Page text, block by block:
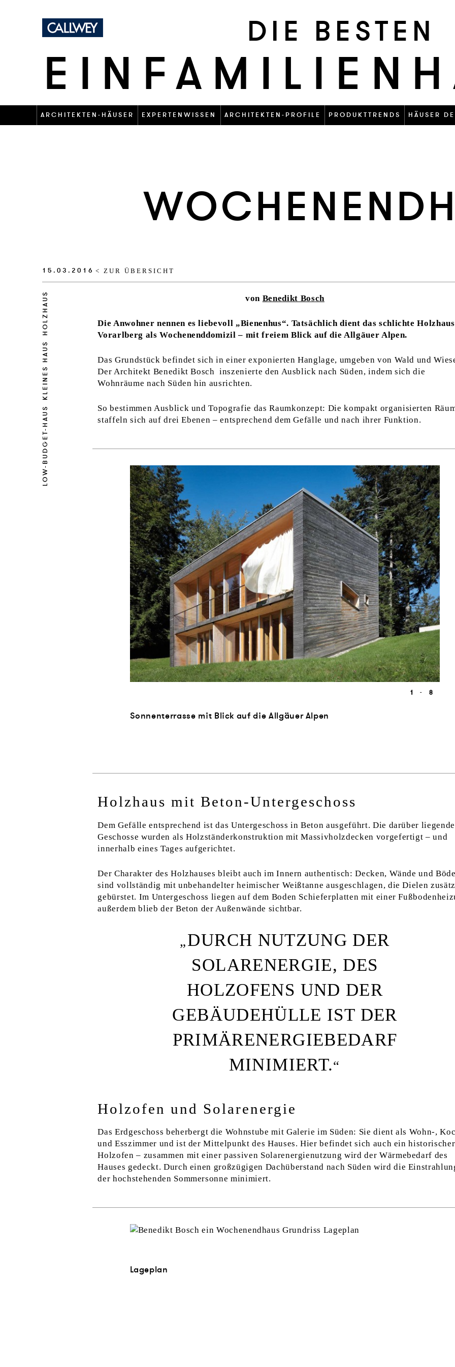
DIE BESTEN
ARCHITEKTEN-HÄUSER EXPERTENWISSEN ARCHITEKTEN-PROFILE PRODUKTTRENDS HÄUSER
15.03.2016 < ZUR ÜBERSICHT
HOLZHAUS
KLEINES HAUS
LOW-BUDGET-HAUS
von Benedikt Bosch
Die Anwohner nennen es liebevoll „Bienenhus“. Tatsächlich dient das schlichte
Vorarlberg als Wochenenddomizil – mit freiem Blick auf die Allgäuer Alpen.
Das Grundstück befindet sich in einer exponierten Hanglage, umgeben von Wald und
Der Architekt Benedikt Bosch inszenierte den Ausblick nach Süden, indem sich die
Wohnräume nach Süden hin ausrichten.
So bestimmen Ausblick und Topografie das Raumkonzept: Die kompakt organisierten
staffeln sich auf drei Ebenen – entsprechend dem Gefälle und nach ihrer Funktion.
Sonnenterrasse mit Blick auf die Allgäuer Alpen
1 - 8
Holzhaus mit Beton-Untergeschoss
Dem Gefälle entsprechend ist das Untergeschoss in Beton ausgeführt. Die darüber
Geschosse wurden als Holzständerkonstruktion mit Massivholzdecken vorgefertigt – und
innerhalb eines Tages aufgerichtet.
Der Charakter des Holzhauses bleibt auch im Innern authentisch: Decken, Wände und
sind vollständig mit unbehandelter heimischer Weißtanne ausgeschlagen, die Dielen
gebürstet. Im Untergeschoss liegen auf dem Boden Schieferplatten mit einer
außerdem blieb der Beton der Außenwände sichtbar.
DURCH NUTZUNG DER
SOLARENERGIE, DES
HOLZOFENS UND DER
GEBÄUDEHÜLLE IST DER
PRIMÄRENERGIEBEDARF
MINIMIERT.
Holzofen und Solarenergie
Das Erdgeschoss beherbergt die Wohnstube mit Galerie im Süden: Sie dient als Wohn-,
und Esszimmer und ist der Mittelpunkt des Hauses. Hier befindet sich auch ein historischer
Holzofen – zusammen mit einer passiven Solarenergienutzung wird der Wärmebedarf des
Hauses gedeckt. Durch einen großzügigen Dachüberstand nach Süden wird die
der hochstehenden Sommersonne minimiert.
Lageplan